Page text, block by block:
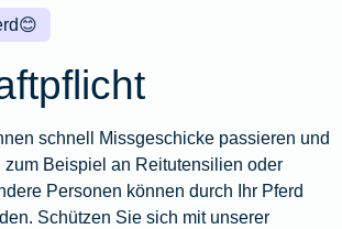
😊
schnell Missgeschicke passieren und
zum Beispiel an Reitutensilien oder
Personen können durch Ihr Pferd
Schützen Sie sich mit unserer